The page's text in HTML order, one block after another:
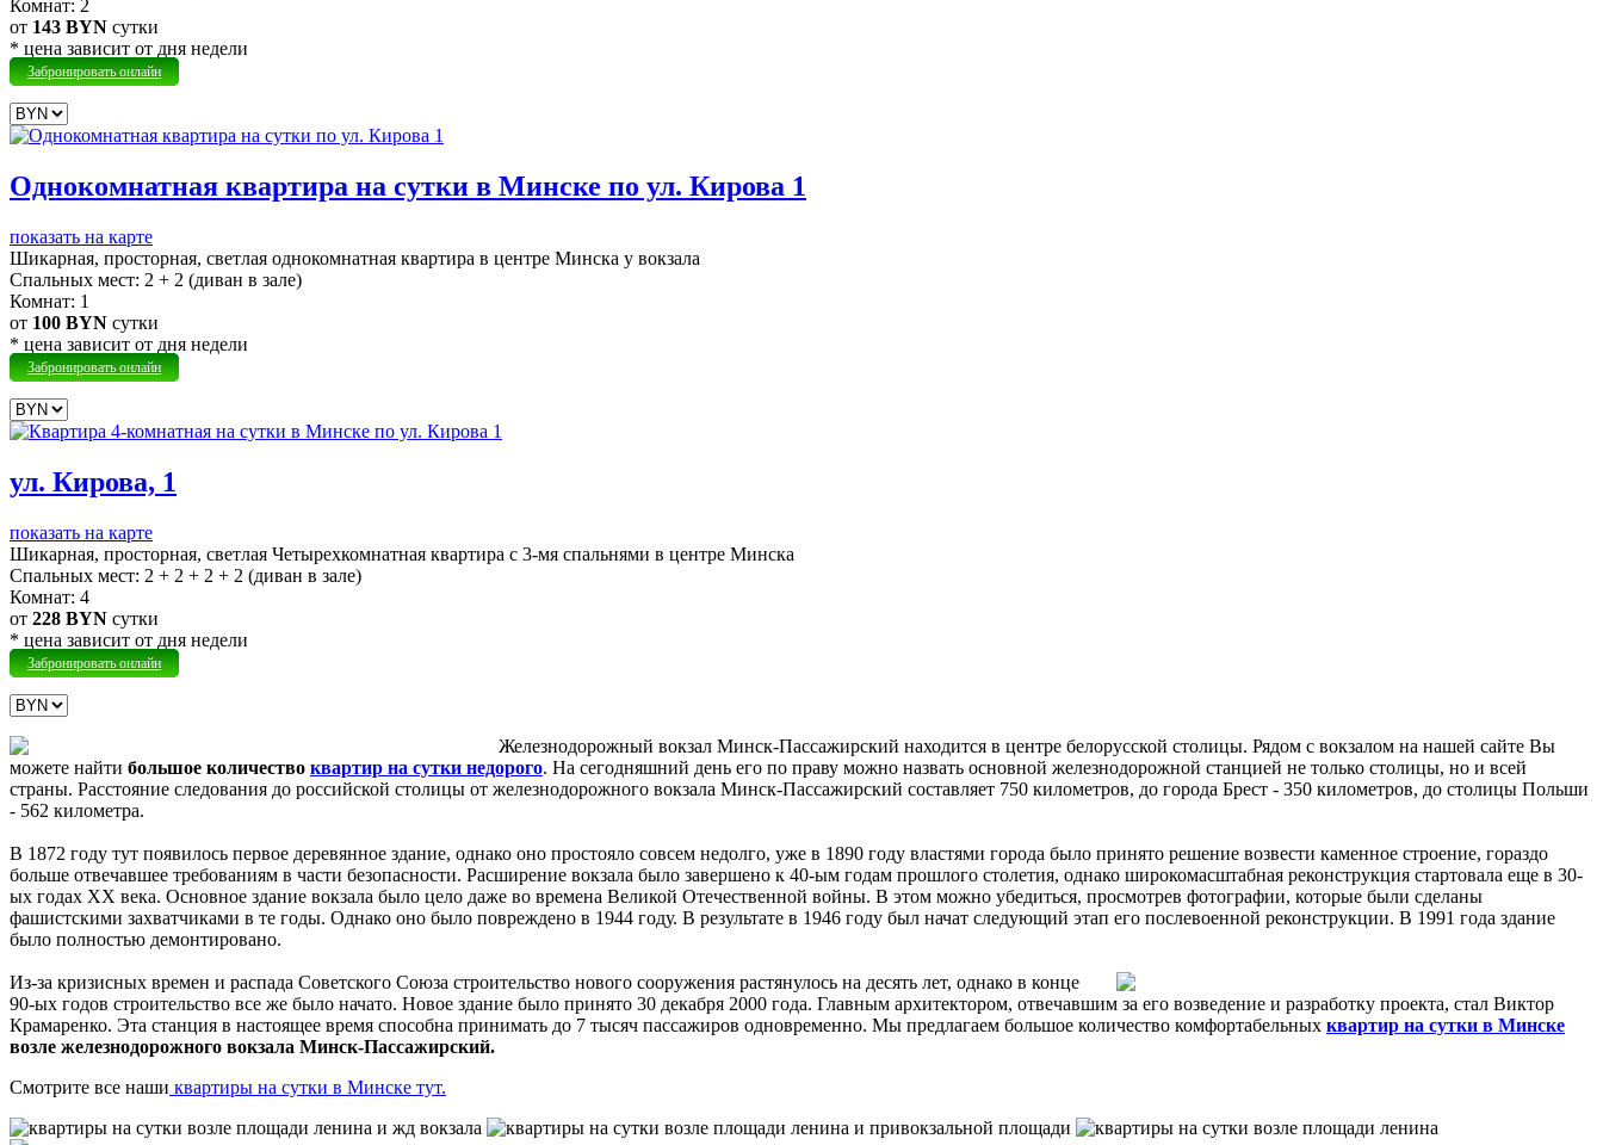
Комнат: 2
от 143 BYN сутки
* цена зависит от дня недели
Забронировать онлайн
Однокомнатная квартира на сутки в Минске по ул. Кирова 1
показать на карте
Шикарная, просторная, светлая однокомнатная квартира в центре Минска у вокзала
Cпальных мест: 2 + 2 (диван в зале)
Комнат: 1
от 100 BYN сутки
* цена зависит от дня недели
Забронировать онлайн
ул. Кирова, 1
показать на карте
Шикарная, просторная, светлая Четырехкомнатная квартира с 3-мя спальнями в центре Минска
Cпальных мест: 2 + 2 + 2 + 2 (диван в зале)
Комнат: 4
от 228 BYN сутки
* цена зависит от дня недели
Забронировать онлайн
Железнодорожный вокзал Минск-Пассажирский находится в центре белорусской столицы. Рядом с вокзалом на нашей сайте Вы
можете найти большое количество квартир на сутки недорого. На сегодняшний день его по праву можно назвать основной железнодорожной станцией не только столицы, но и всей
страны. Расстояние следования до российской столицы от железнодорожного вокзала Минск-Пассажирский составляет 750 километров, до города Брест - 350 километров, до столицы Польши
- 562 километра.
В 1872 году тут появилось первое деревянное здание, однако оно простояло совсем недолго, уже в 1890 году властями города было принято решение возвести каменное строение, гораздо
больше отвечавшее требованиям в части безопасности. Расширение вокзала было завершено к 40-ым годам прошлого столетия, однако широкомасштабная реконструкция стартовала еще в 30-
ых годах ХХ века. Основное здание вокзала было цело даже во времена Великой Отечественной войны. В этом можно убедиться, просмотрев фотографии, которые были сделаны
фашистскими захватчиками в те годы. Однако оно было повреждено в 1944 году. В результате в 1946 году был начат следующий этап его послевоенной реконструкции. В 1991 года здание
было полностью демонтировано.
Из-за кризисных времен и распада Советского Союза строительство нового сооружения растянулось на десять лет, однако в конце
90-ых годов строительство все же было начато. Новое здание было принято 30 декабря 2000 года. Главным архитектором, отвечавшим за его возведение и разработку проекта, стал Виктор
Крамаренко. Эта станция в настоящее время способна принимать до 7 тысяч пассажиров одновременно. Мы предлагаем большое количество комфортабельных квартир на сутки в Минске
возле железнодорожного вокзала Минск-Пассажирский.
Смотрите все наши квартиры на сутки в Минске тут.